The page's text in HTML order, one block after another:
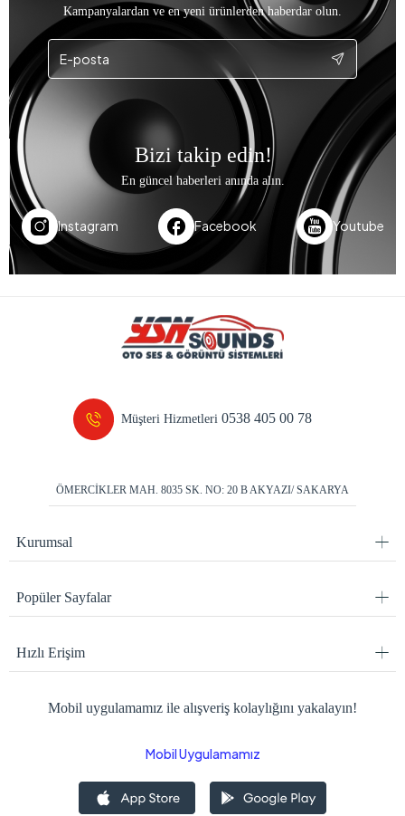
Kampanyalardan ve en yeni ürünlerden haberdar olun.
Bizi takip edin!
En güncel haberleri anında alın.
Instagram Facebook Youtube
Müşteri Hizmetleri0538 405 00 78
ÖMERCİKLER MAH. 8035 SK. NO: 20 B AKYAZI/ SAKARYA
Kurumsal
Popüler Sayfalar
Hızlı Erişim
Mobil uygulamamız ile alışveriş kolaylığını yakalayın!
Mobil Uygulamamız